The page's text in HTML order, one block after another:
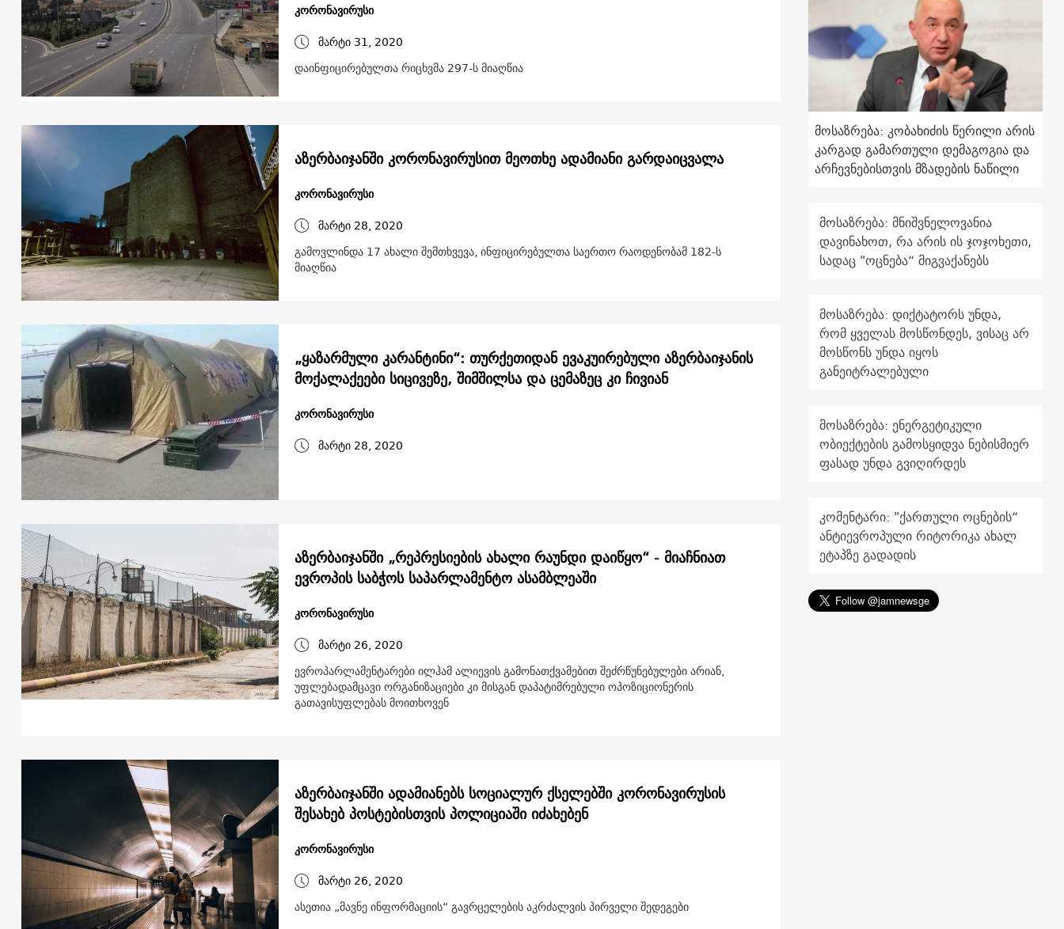
კორონავირუსი
მარტი 31, 2020
დაინფიცირებულთა რიცხვმა 297-ს მიაღწია
აზერბაიჯანში კორონავირუსით მეოთხე ადამიანი გარდაიცვალა
კორონავირუსი
მარტი 28, 2020
გამოვლინდა 17 ახალი შემთხვევა, ინფიცირებულთა საერთო რაოდენობამ 182-ს
მიაღწია
„ყაზარმული კარანტინი“: თურქეთიდან ევაკუირებული აზერბაიჯანის
მოქალაქეები სიცივეზე, შიმშილსა და ცემაზეც კი ჩივიან
კორონავირუსი
მარტი 28, 2020
აზერბაიჯანში „რეპრესიების ახალი რაუნდი დაიწყო“ - მიაჩნიათ
ევროპის საბჭოს საპარლამენტო ასამბლეაში
კორონავირუსი
მარტი 26, 2020
ევროპარლამენტარები ილჰამ ალიევის გამონათქვამებით შეძრწუნებულები არიან,
უფლებადამცავი ორგანიზაციები კი მისგან დაპატიმრებული ოპოზიციონერის
გათავისუფლებას მოითხოვენ
აზერბაიჯანში ადამიანებს სოციალურ ქსელებში კორონავირუსის
შესახებ პოსტებისთვის პოლიციაში იძახებენ
კორონავირუსი
მარტი 26, 2020
ასეთია „მავნე ინფორმაციის“ გავრცელების აკრძალვის პირველი შედეგები
მოსაზრება: კობახიძის წერილი არის
კარგად გამართული დემაგოგია და
არჩევნებისთვის მზადების ნაწილი
მოსაზრება: მნიშვნელოვანია
დავინახოთ, რა არის ის ჯოჯოხეთი,
სადაც "ოცნება“ მიგვაქანებს
მოსაზრება: დიქტატორს უნდა,
რომ ყველას მოსწონდეს, ვისაც არ
მოსწონს უნდა იყოს
განეიტრალებული
მოსაზრება: ენერგეტიკული
ობიექტების გამოსყიდვა ნებისმიერ
ფასად უნდა გვიღირდეს
კომენტარი: "ქართული ოცნების“
ანტიევროპული რიტორიკა ახალ
ეტაპზე გადადის